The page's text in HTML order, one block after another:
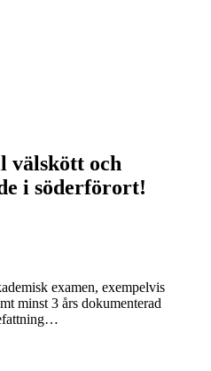
välskött och
i söderförort!
examen, exempelvis
minst 3 års dokumenterad